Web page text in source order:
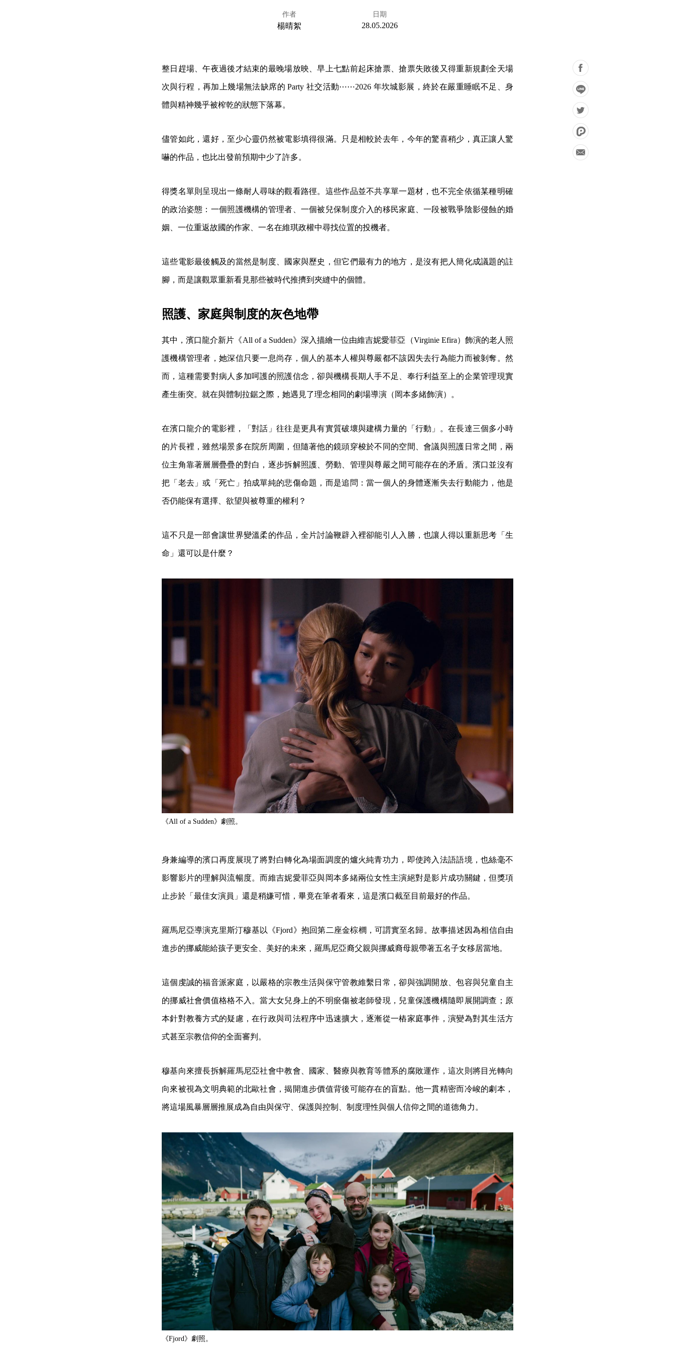
作者
楊晴絮
日期
28.05.2026
整日趕場、午夜過後才結束的最晚場放映、早上七點前起床搶票、搶票失敗後又得重新規劃全天場
次與行程，再加上幾場無法缺席的 Party 社交活動⋯⋯2026 年坎城影展，終於在嚴重睡眠不足、身
體與精神幾乎被榨乾的狀態下落幕。
儘管如此，還好，至少心靈仍然被電影填得很滿。只是相較於去年，今年的驚喜稍少，真正讓人驚
嚇的作品，也比出發前預期中少了許多。
得獎名單則呈現出一條耐人尋味的觀看路徑。這些作品並不共享單一題材，也不完全依循某種明確
的政治姿態：一個照護機構的管理者、一個被兒保制度介入的移民家庭、一段被戰爭陰影侵蝕的婚
姻、一位重返故國的作家、一名在維琪政權中尋找位置的投機者。
這些電影最後觸及的當然是制度、國家與歷史，但它們最有力的地方，是沒有把人簡化成議題的註
腳，而是讓觀眾重新看見那些被時代推擠到夾縫中的個體。
照護、家庭與制度的灰色地帶
其中，濱口龍介新片《All of a Sudden》深入描繪一位由維吉妮愛菲亞（Virginie Efira）飾演的老人照
護機構管理者，她深信只要一息尚存，個人的基本人權與尊嚴都不該因失去行為能力而被剝奪。然
而，這種需要對病人多加呵護的照護信念，卻與機構長期人手不足、奉行利益至上的企業管理現實
產生衝突。就在與體制拉鋸之際，她遇見了理念相同的劇場導演（岡本多緒飾演）。
在濱口龍介的電影裡，「對話」往往是更具有實質破壞與建構力量的「行動」。在長達三個多小時
的片長裡，雖然場景多在院所周圍，但隨著他的鏡頭穿梭於不同的空間、會議與照護日常之間，兩
位主角靠著層層疊疊的對白，逐步拆解照護、勞動、管理與尊嚴之間可能存在的矛盾。濱口並沒有
把「老去」或「死亡」拍成單純的悲傷命題，而是追問：當一個人的身體逐漸失去行動能力，他是
否仍能保有選擇、欲望與被尊重的權利？
這不只是一部會讓世界變溫柔的作品，全片討論鞭辟入裡卻能引人入勝，也讓人得以重新思考「生
命」還可以是什麼？
《All of a Sudden》劇照。
身兼編導的濱口再度展現了將對白轉化為場面調度的爐火純青功力，即使跨入法語語境，也絲毫不
影響影片的理解與流暢度。而維吉妮愛菲亞與岡本多緒兩位女性主演絕對是影片成功關鍵，但獎項
止步於「最佳女演員」還是稍嫌可惜，畢竟在筆者看來，這是濱口截至目前最好的作品。
羅馬尼亞導演克里斯汀穆基以《Fjord》抱回第二座金棕櫚，可謂實至名歸。故事描述因為相信自由
進步的挪威能給孩子更安全、美好的未來，羅馬尼亞裔父親與挪威裔母親帶著五名子女移居當地。
這個虔誠的福音派家庭，以嚴格的宗教生活與保守管教維繫日常，卻與強調開放、包容與兒童自主
的挪威社會價值格格不入。當大女兒身上的不明瘀傷被老師發現，兒童保護機構隨即展開調查；原
本針對教養方式的疑慮，在行政與司法程序中迅速擴大，逐漸從一樁家庭事件，演變為對其生活方
式甚至宗教信仰的全面審判。
穆基向來擅長拆解羅馬尼亞社會中教會、國家、醫療與教育等體系的腐敗運作，這次則將目光轉向
向來被視為文明典範的北歐社會，揭開進步價值背後可能存在的盲點。他一貫精密而冷峻的劇本，
將這場風暴層層推展成為自由與保守、保護與控制、制度理性與個人信仰之間的道德角力。
《Fjord》劇照。